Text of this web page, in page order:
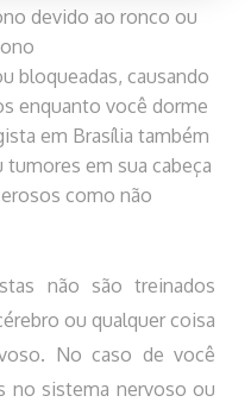
devido ao ronco ou
bloqueadas, causando
enquanto você dorme
em Brasília também
em sua cabeça
como não
não são treinados
ou qualquer coisa
No caso de você
no sistema nervoso ou